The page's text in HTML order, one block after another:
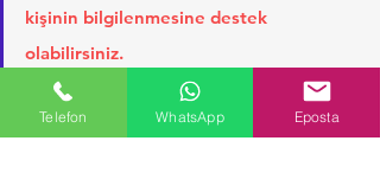
kişinin bilgilenmesine destek
olabilirsiniz.
NİTEL VERİ ANALİZİ
Telefon WhatsApp Eposta